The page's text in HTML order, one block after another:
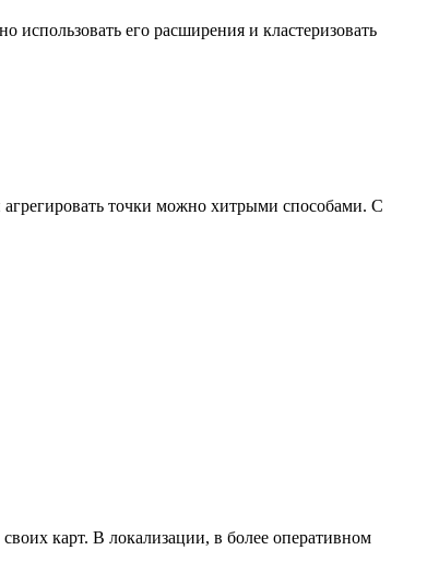
его расширения и кластеризовать
агрегировать точки можно хитрыми способами. С
карт. В локализации, в более оперативном